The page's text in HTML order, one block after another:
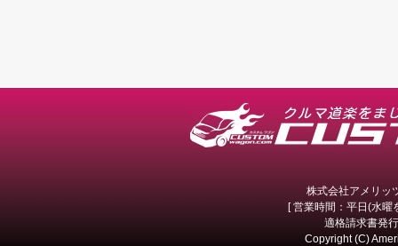
株式会社アメリ
[ 営業時間：平日(水
適格請求書発
Copyright (C)